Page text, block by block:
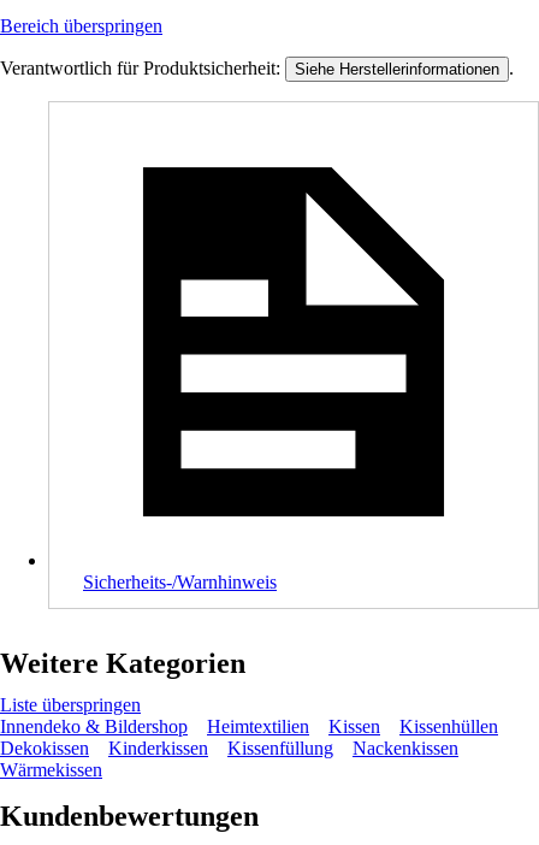
Bereich überspringen
Verantwortlich für Produktsicherheit: Siehe Herstellerinformationen .
Sicherheits-/Warnhinweis
Weitere Kategorien
Liste überspringen
Innendeko & Bildershop
Heimtextilien Kissen
Kissenhüllen
Dekokissen
Kinderkissen Kissenfüllung
Nackenkissen
Wärmekissen
Kundenbewertungen